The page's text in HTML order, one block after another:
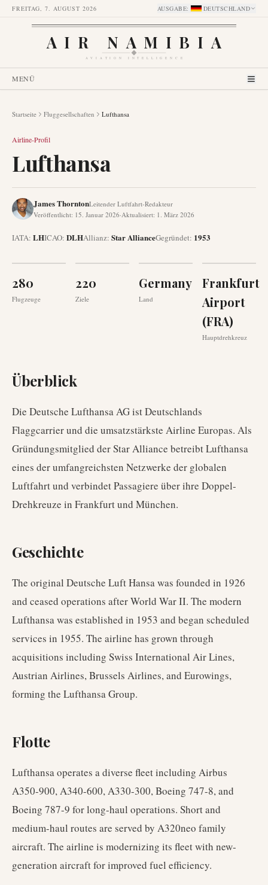
FREITAG, 7. AUGUST 2026 AUSGABE: DEUTSCHLAND
AIR NAMIBIA
AVIATION INTELLIGENCE
MENÜ
Startseite Fluggesellschaften Lufthansa
Airline-Profil
Lufthansa
James ThorntonLeitender Luftfahrt-Redakteur
Veröffentlicht: 15. Januar 2026·Aktualisiert: 1. März 2026
IATA: LHICAO: DLHAllianz: Star AllianceGegründet: 1953
280
Flugzeuge
220
Ziele
Germany
Land
Frankfurt
Airport
(FRA)
Hauptdrehkreuz
Überblick
Die Deutsche Lufthansa AG ist Deutschlands
Flaggcarrier und die umsatzstärkste Airline Europas. Als
Gründungsmitglied der Star Alliance betreibt Lufthansa
eines der umfangreichsten Netzwerke der globalen
Luftfahrt und verbindet Passagiere über ihre Doppel-
Drehkreuze in Frankfurt und München.
Geschichte
The original Deutsche Luft Hansa was founded in 1926
and ceased operations after World War II. The modern
Lufthansa was established in 1953 and began scheduled
services in 1955. The airline has grown through
acquisitions including Swiss International Air Lines,
Austrian Airlines, Brussels Airlines, and Eurowings,
forming the Lufthansa Group.
Flotte
Lufthansa operates a diverse fleet including Airbus
A350-900, A340-600, A330-300, Boeing 747-8, and
Boeing 787-9 for long-haul operations. Short and
medium-haul routes are served by A320neo family
aircraft. The airline is modernizing its fleet with new-
generation aircraft for improved fuel efficiency.